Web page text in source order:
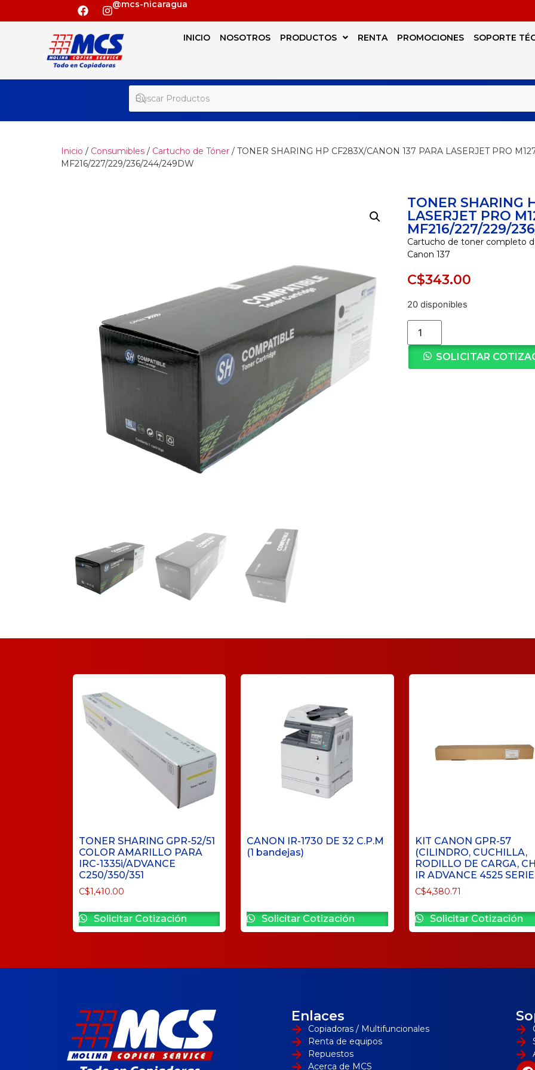
@mcs-nicaragua
INICIO NOSOTROS PRODUCTOS RENTA PROMOCIONES SOPORTE
Inicio / Consumibles / Cartucho de Tóner / TONER SHARING HP CF283X/CANON 137 PARA LASERJET PRO
MF216/227/229/236/244/249DW
TONER SHARING
LASERJET PRO
MF216/227/229/
Cartucho de toner completo
Canon 137
C$343.00
20 disponibles
SOLICITAR
TONER SHARING GPR-52/51
COLOR AMARILLO PARA
IRC-1335i/ADVANCE
C250/350/351
C$1,410.00
Solicitar Cotización
CANON IR-1730 DE 32 C.P.M
(1 bandejas)
Solicitar Cotización
KIT CANON GPR-57
(CILINDRO, CUCHILLA,
RODILLO DE CARGA,
IR ADVANCE 4525
C$4,380.71
Solicitar Cotización
Enlaces
Copiadoras / Multifuncionales
Renta de equipos
Repuestos
Acerca de MCS